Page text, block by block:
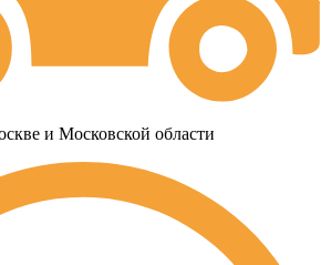
и Московской области